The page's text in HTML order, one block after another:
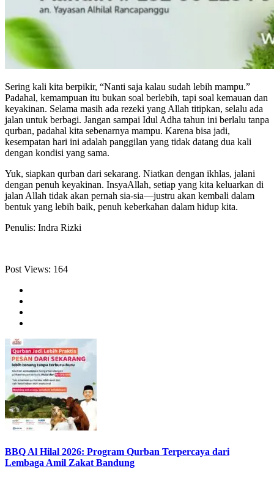
Sering kali kita berpikir, “Nanti saja kalau sudah lebih mampu.”
Padahal, kemampuan itu bukan soal berlebih, tapi soal kemauan dan
keyakinan. Selama masih ada rezeki yang Allah titipkan, selalu ada
jalan untuk berbagi. Jangan sampai Idul Adha tahun ini berlalu tanpa
qurban, padahal kita sebenarnya mampu. Karena bisa jadi,
kesempatan hari ini adalah panggilan yang tidak datang dua kali
dengan kondisi yang sama.
Yuk, siapkan qurban dari sekarang. Niatkan dengan ikhlas, jalani
dengan penuh keyakinan. InsyaAllah, setiap yang kita keluarkan di
jalan Allah tidak akan pernah sia-sia—justru akan kembali dalam
bentuk yang lebih baik, penuh keberkahan dalam hidup kita.
Penulis: Indra Rizki
Post Views: 164
BBQ Al Hilal 2026: Program Qurban Terpercaya dari
Lembaga Amil Zakat Bandung